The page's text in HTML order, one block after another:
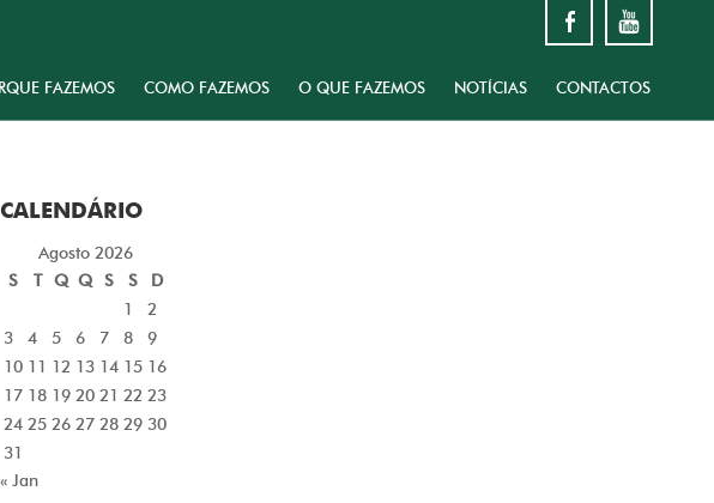
FAZEMOS COMO FAZEMOS O QUE FAZEMOS NOTÍCIAS CONTACTOS
CALENDÁRIO
Agosto 2026
S
T Q Q S S
D
1
2
3
4 5 6 7 8
9
10 11 12 13 14 15 16
17 18 19 20 21 22 23
24 25 26 27 28 29 30
31
« Jan